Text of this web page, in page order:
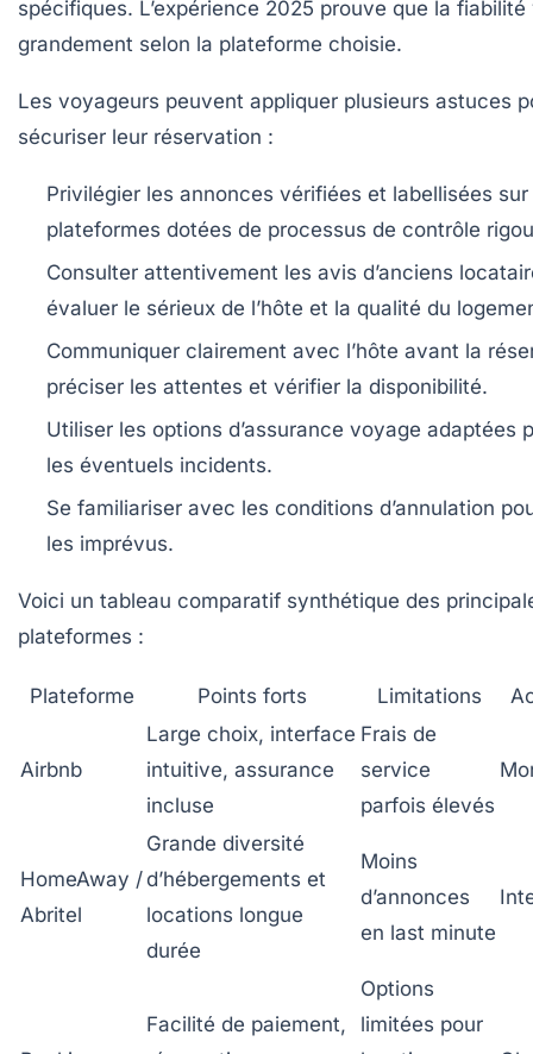
spécifiques. L’expérience 2025 prouve que la fiabilité
grandement selon la plateforme choisie.
Les voyageurs peuvent appliquer plusieurs astuces
sécuriser leur réservation :
Privilégier les annonces vérifiées et labellisées
plateformes dotées de processus de contrôle
Consulter attentivement les avis d’anciens
évaluer le sérieux de l’hôte et la qualité du
Communiquer clairement avec l’hôte avant la
préciser les attentes et vérifier la disponibilité.
Utiliser les options d’assurance voyage adaptées
les éventuels incidents.
Se familiariser avec les conditions d’annulation
les imprévus.
Voici un tableau comparatif synthétique des
plateformes :
Plateforme Points forts Limitations
Airbnb
Large choix, interface
intuitive, assurance
incluse
Frais de
service
parfois élevés
HomeAway /
Abritel
Grande diversité
d’hébergements et
locations longue
durée
Moins
d’annonces
en last minute
Facilité de paiement,
Options
limitées pour